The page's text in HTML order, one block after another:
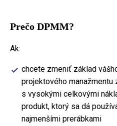
Prečo DPMM?
Ak:
chcete zmeniť základ
projektového
s vysokými celkovými
produkt, ktorý sa dá
najmenšími prerábkami